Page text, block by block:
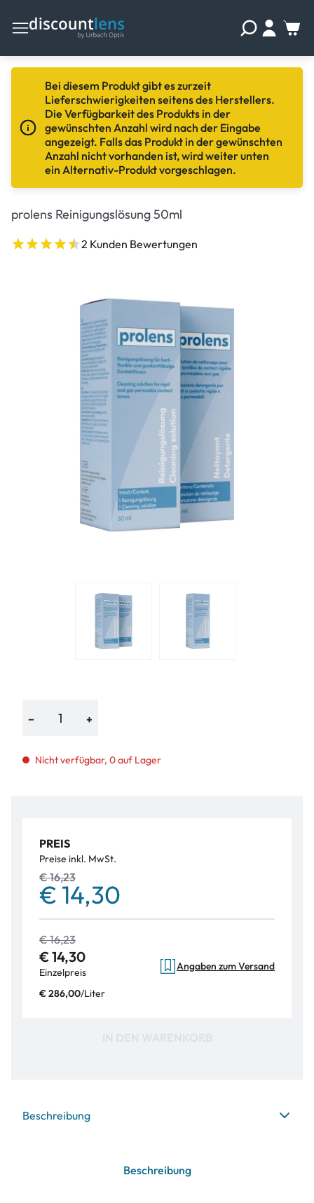
Bei diesem Produkt gibt es zurzeit
Lieferschwierigkeiten seitens des Herstellers.
Die Verfügbarkeit des Produkts in der
gewünschten Anzahl wird nach der Eingabe
angezeigt. Falls das Produkt in der gewünschten
Anzahl nicht vorhanden ist, wird weiter unten
ein Alternativ-Produkt vorgeschlagen.
prolens Reinigungslösung 50ml
2 Kunden Bewertungen
− +
Nicht verfügbar, 0 auf Lager
PREIS
Preise inkl. MwSt.
€ 16,23
€ 14,30
€ 16,23
€ 14,30
Einzelpreis
€ 286,00/Liter
Angaben zum Versand
Beschreibung
Beschreibung